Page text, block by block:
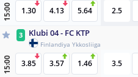
15:00 1.30 4.13 5.64 2.5
3 Klubi 04 - FC KTP
Finlandiya Ykkosliiga
15:00 3.85 3.57 1.46 3.5